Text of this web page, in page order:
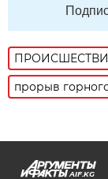
прорыв
AIF.KG